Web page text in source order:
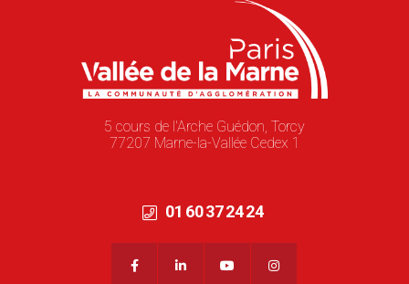
5 cours de l'Arche Guédon, Torcy
77207 Marne-la-Vallée Cedex 1
01 60 37 24 24